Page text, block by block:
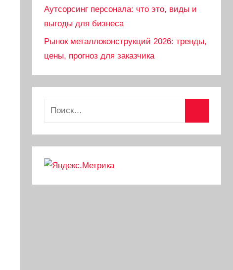
Аутсорсинг персонала: что это, виды и
выгоды для бизнеса
Рынок металлоконструкций 2026: тренды,
цены, прогноз для заказчика
Найти: